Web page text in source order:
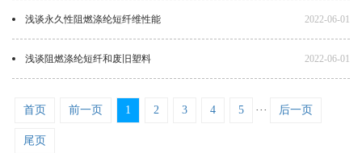
浅谈永久性阻燃涤纶短纤维性能 2022-06-01
浅谈阻燃涤纶短纤和废旧塑料 2022-06-01
首页 前一页 1 2 3 4 5 ··· 后一页
尾页